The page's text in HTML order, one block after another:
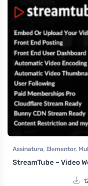
Assinatura, Elementor,
StreamTube – Video